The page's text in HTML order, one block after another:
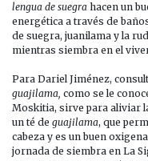
lengua de suegra hacen un
energética a través de
de suegra, juanilama y la
mientras siembra en el
Para Dariel Jiménez,
guajilama, como se le
Moskitia, sirve para aliviar
un té de guajilama, que
cabeza y es un buen
jornada de siembra en La